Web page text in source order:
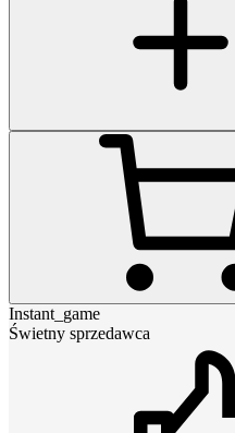
Instant_game
Świetny sprzedawca